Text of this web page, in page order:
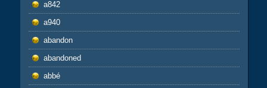
a842
a940
abandon
abandoned
abbé